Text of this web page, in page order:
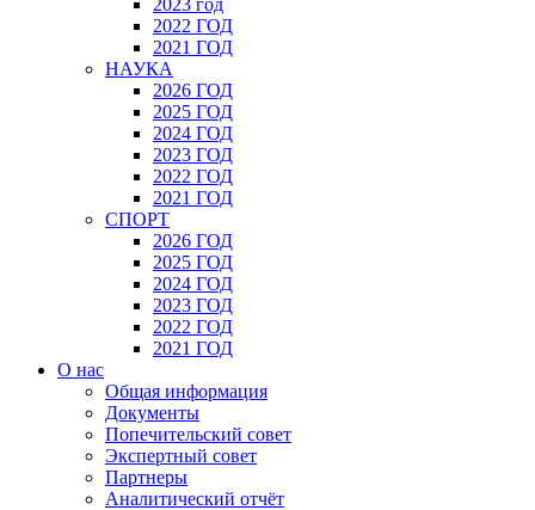
2023 год
2022 ГОД
2021 ГОД
НАУКА
2026 ГОД
2025 ГОД
2024 ГОД
2023 ГОД
2022 ГОД
2021 ГОД
СПОРТ
2026 ГОД
2025 ГОД
2024 ГОД
2023 ГОД
2022 ГОД
2021 ГОД
О нас
Общая информация
Документы
Попечительский совет
Экспертный совет
Партнеры
Аналитический отчёт